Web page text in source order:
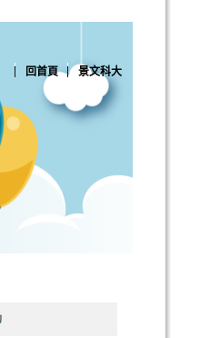
回首頁 景文科大